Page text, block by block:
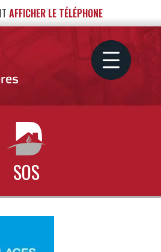
AFFICHER LE TÉLÉPHONE
SOS